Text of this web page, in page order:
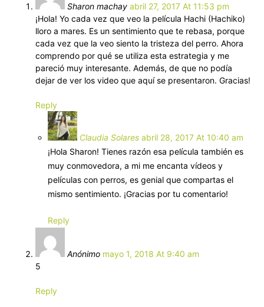
Sharon machay abril 27, 2017 At 11:53 pm
¡Hola! Yo cada vez que veo la película Hachi (Hachiko)
lloro a mares. Es un sentimiento que te rebasa, porque
cada vez que la veo siento la tristeza del perro. Ahora
comprendo por qué se utiliza esta estrategia y me
pareció muy interesante. Además, de que no podía
dejar de ver los video que aquí se presentaron. Gracias!
Reply
Claudia Solares abril 28, 2017 At 10:40 am
¡Hola Sharon! Tienes razón esa película también es
muy conmovedora, a mi me encanta vídeos y
películas con perros, es genial que compartas el
mismo sentimiento. ¡Gracias por tu comentario!
Reply
Anónimo mayo 1, 2018 At 9:40 am
5
Reply